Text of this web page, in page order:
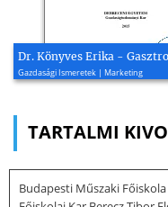
Dr. Könyves Erika -
Gazdasági Ismeretek | Marketing
TARTALMI
Budapesti Műszaki